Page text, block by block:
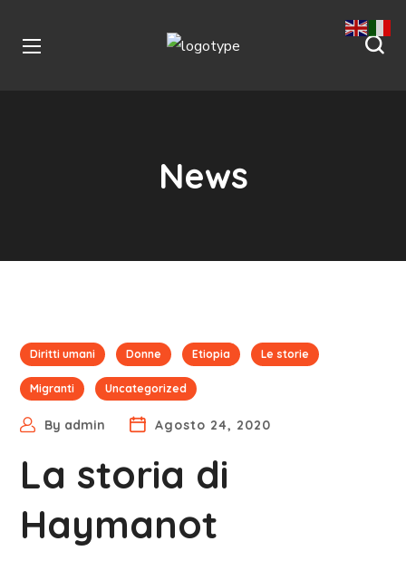
News
Diritti umani Donne Etiopia Le storie
Migranti Uncategorized
By admin Agosto 24, 2020
La storia di
Haymanot